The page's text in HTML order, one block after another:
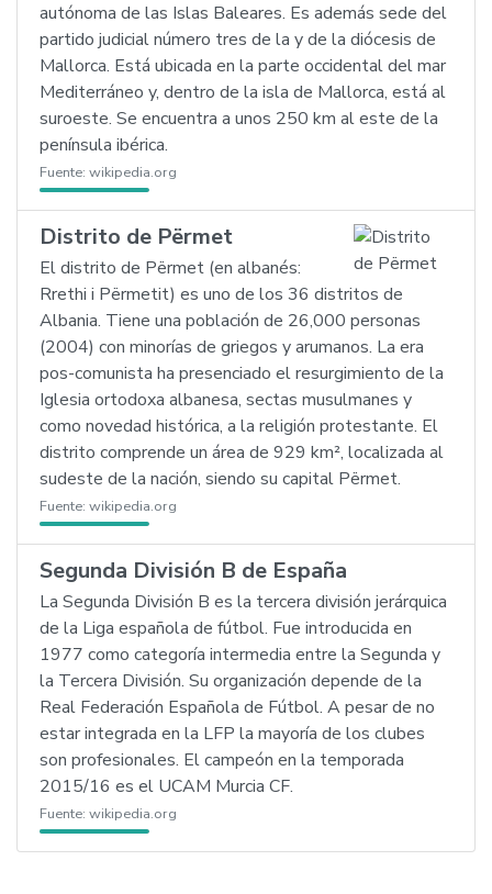
autónoma de las Islas Baleares. Es además sede del
partido judicial número tres de la y de la diócesis de
Mallorca. Está ubicada en la parte occidental del mar
Mediterráneo y, dentro de la isla de Mallorca, está al
suroeste. Se encuentra a unos 250 km al este de la
península ibérica.
Fuente: wikipedia.org
Distrito de Përmet
El distrito de Përmet (en albanés:
Rrethi i Përmetit) es uno de los 36 distritos de
Albania. Tiene una población de 26,000 personas
(2004) con minorías de griegos y arumanos. La era
pos-comunista ha presenciado el resurgimiento de la
Iglesia ortodoxa albanesa, sectas musulmanes y
como novedad histórica, a la religión protestante. El
distrito comprende un área de 929 km², localizada al
sudeste de la nación, siendo su capital Përmet.
Fuente: wikipedia.org
Segunda División B de España
La Segunda División B es la tercera división jerárquica
de la Liga española de fútbol. Fue introducida en
1977 como categoría intermedia entre la Segunda y
la Tercera División. Su organización depende de la
Real Federación Española de Fútbol. A pesar de no
estar integrada en la LFP la mayoría de los clubes
son profesionales. El campeón en la temporada
2015/16 es el UCAM Murcia CF.
Fuente: wikipedia.org